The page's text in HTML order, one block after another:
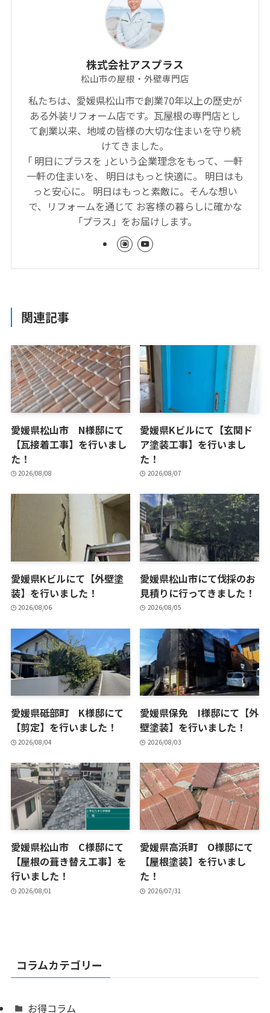
株式会社アスプラス
松山市の屋根・外壁専門店
私たちは、愛媛県松山市で創業70年以上の歴史が
ある外装リフォーム店です。瓦屋根の専門店とし
て創業以来、地域の皆様の大切な住まいを守り続
けてきました。
｢ 明日にプラスを ｣という企業理念をもって、一軒
一軒の住まいを、 明日はもっと快適に。 明日はも
っと安心に。 明日はもっと素敵に。そんな想い
で、リフォームを通じて お客様の暮らしに確かな
「プラス」をお届けします。
関連記事
愛媛県松山市 N様邸にて
【瓦接着工事】を行いまし
た！
2026/08/08
愛媛県Kビルにて【玄関ド
ア塗装工事】を行いまし
た！
2026/08/07
愛媛県Kビルにて【外壁塗
装】を行いました！
2026/08/06
愛媛県松山市にて伐採のお
見積りに行ってきました！
2026/08/05
愛媛県砥部町 K様邸にて
【剪定】を行いました！
2026/08/04
愛媛県保免 I様邸にて【外
壁塗装】を行いました！
2026/08/03
愛媛県松山市 C様邸にて
【屋根の葺き替え工事】を
行いました！
2026/08/01
愛媛県高浜町 O様邸にて
【屋根塗装】を行いまし
た！
2026/07/31
コラムカテゴリー
お得コラム